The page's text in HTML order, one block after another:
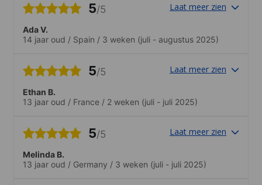
5/5 Laat meer zien
Ada V.
14 jaar oud / Spain / 3 weken (juli - augustus 2025)
5/5 Laat meer zien
Ethan B.
13 jaar oud / France / 2 weken (juli - juli 2025)
5/5 Laat meer zien
Melinda B.
13 jaar oud / Germany / 3 weken (juli - juli 2025)